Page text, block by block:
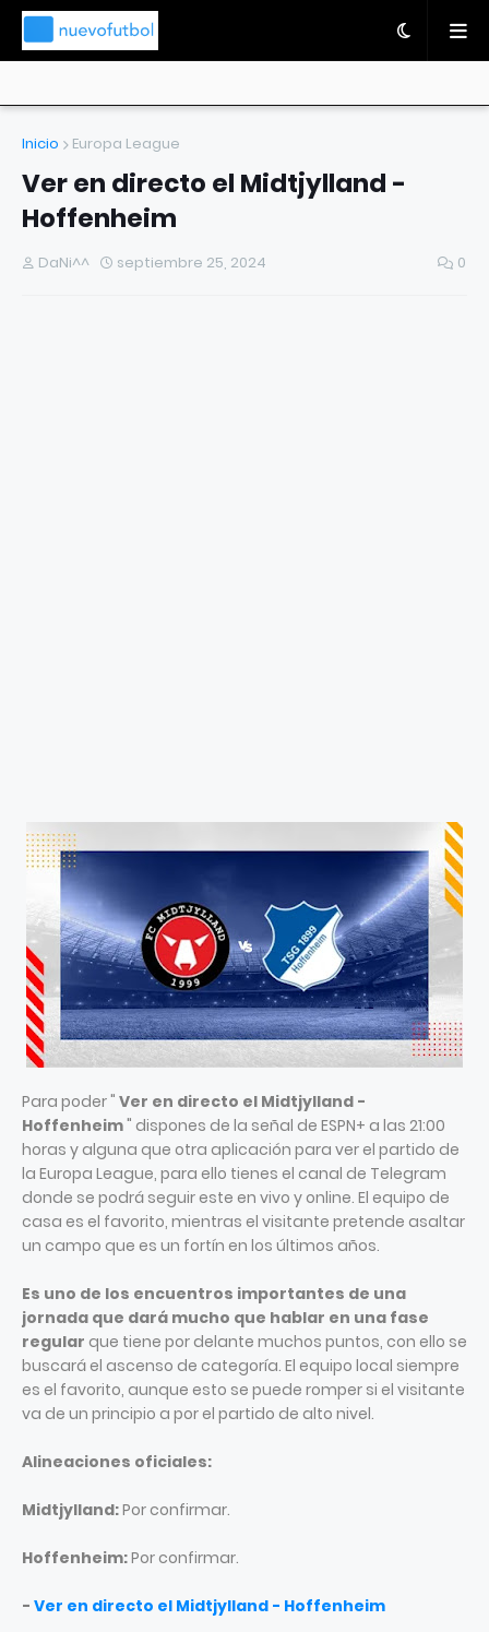
Inicio Europa League
Ver en directo el Midtjylland -
Hoffenheim
DaNi^^ septiembre 25, 2024 0
Para poder " Ver en directo el Midtjylland -
Hoffenheim" dispones de la señal de ESPN+ a las 21:00
horas y alguna que otra aplicación para ver el partido de
la Europa League, para ello tienes el canal de Telegram
donde se podrá seguir este en vivo y online. El equipo de
casa es el favorito, mientras el visitante pretende asaltar
un campo que es un fortín en los últimos años.
Es uno de los encuentros importantes de una
jornada que dará mucho que hablar en una fase
regular que tiene por delante muchos puntos, con ello se
buscará el ascenso de categoría. El equipo local siempre
es el favorito, aunque esto se puede romper si el visitante
va de un principio a por el partido de alto nivel.
Alineaciones oficiales:
Midtjylland:Por confirmar.
Hoffenheim:Por confirmar.
- Ver en directo el Midtjylland - Hoffenheim